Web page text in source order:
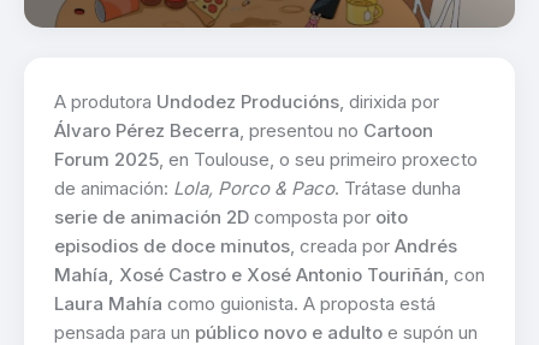
A produtora Undodez Producións , dirixida por
Álvaro Pérez Becerra , presentou no Cartoon
Forum 2025 , en Toulouse, o seu primeiro proxecto
de animación: Lola, Porco & Paco. Trátase dunha
serie de animación 2D composta por oito
episodios de doce minutos , creada por Andrés
Mahía, Xosé Castro e Xosé Antonio Touriñán , con
Laura Mahía como guionista. A proposta está
pensada para un público novo e adulto e supón un